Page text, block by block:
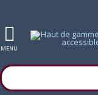
MENU